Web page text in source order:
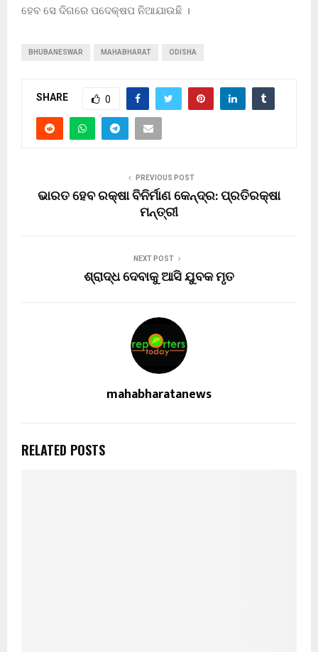
ହେବ ସେ ଦିଗରେ ପଦେକ୍ଷପ ନିଆଯାଉଛି ।
BHUBANESWAR MAHABHARAT ODISHA
SHARE 0
PREVIOUS POST
ଭାରତ ହେବ ରକ୍ଷା ବିନିର୍ମାଣ କେନ୍ଦ୍ର: ପ୍ରତିରକ୍ଷା
ମନ୍ତ୍ରୀ
NEXT POST
ଶ୍ରାଦ୍ଧ ଦେବାକୁ ଆସି ଯୁବକ ମୃତ
mahabharatanews
RELATED POSTS